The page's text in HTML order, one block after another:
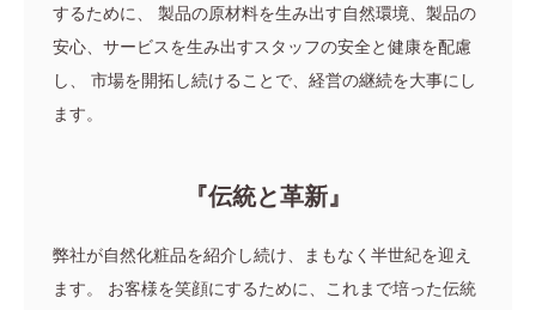
するために、
製品の原材料を生み出す自然環境、製品の
安心、サービスを生み出すスタッフの安全と健康を配慮
し、
市場を開拓し続けることで、経営の継続を大事にし
ます。
『伝統と革新』
弊社が自然化粧品を紹介し続け、まもなく半世紀を迎え
ます。
お客様を笑顔にするために、これまで培った伝統